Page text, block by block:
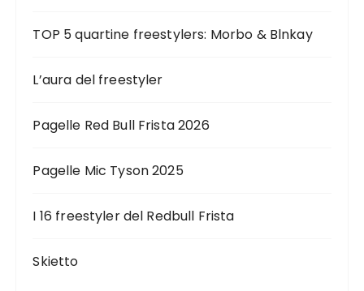
TOP 5 quartine freestylers: Morbo & Blnkay
L’aura del freestyler
Pagelle Red Bull Frista 2026
Pagelle Mic Tyson 2025
I 16 freestyler del Redbull Frista
Skietto